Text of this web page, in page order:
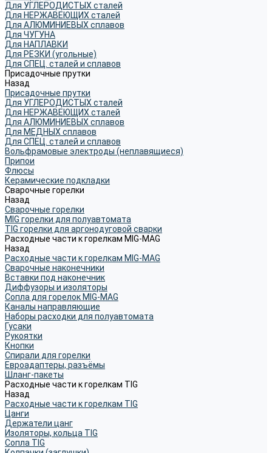
Для УГЛЕРОДИСТЫХ сталей
Для НЕРЖАВЕЮЩИХ сталей
Для АЛЮМИНИЕВЫХ сплавов
Для ЧУГУНА
Для НАПЛАВКИ
Для РЕЗКИ (угольные)
Для СПЕЦ. сталей и сплавов
Присадочные прутки
Назад
Присадочные прутки
Для УГЛЕРОДИСТЫХ сталей
Для НЕРЖАВЕЮЩИХ сталей
Для АЛЮМИНИЕВЫХ сплавов
Для МЕДНЫХ сплавов
Для СПЕЦ. сталей и сплавов
Вольфрамовые электроды (неплавящиеся)
Припои
Флюсы
Керамические подкладки
Сварочные горелки
Назад
Сварочные горелки
MIG горелки для полуавтомата
TIG горелки для аргонодуговой сварки
Расходные части к горелкам MIG-MAG
Назад
Расходные части к горелкам MIG-MAG
Сварочные наконечники
Вставки под наконечник
Диффузоры и изоляторы
Сопла для горелок MIG-MAG
Каналы направляющие
Наборы расходки для полуавтомата
Гусаки
Рукоятки
Кнопки
Спирали для горелки
Евроадаптеры, разъёмы
Шланг-пакеты
Расходные части к горелкам TIG
Назад
Расходные части к горелкам TIG
Цанги
Держатели цанг
Изоляторы, кольца TIG
Сопла TIG